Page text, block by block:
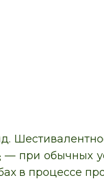
— при обычных
в процессе